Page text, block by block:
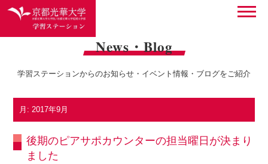
News・Blog
学習ステーションからのお知らせ・イベント情報・ブログをご紹介
月:2017年9月
後期のピアサポカウンターの担当曜日が決まり
ました